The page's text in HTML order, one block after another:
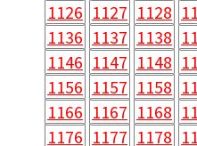
1126 1127 1128
1136 1137 1138
1146 1147 1148
1156 1157 1158
1166 1167 1168
1176 1177 1178